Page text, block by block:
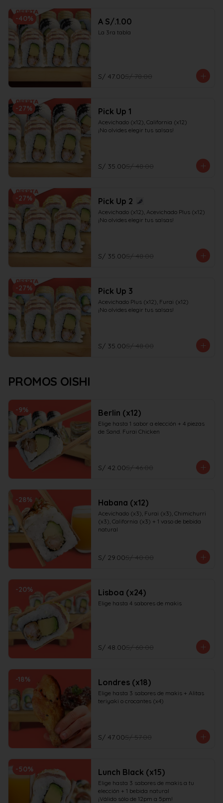
-40% A S/.1.00
La 3ra tabla
S/ 47.00S/ 78.00
-27% Pick Up 1
Acevichado (x12), California (x12)
¡No olvides elegir tus salsas!
S/ 35.00S/ 48.00
-27% Pick Up 2
Acevichado (x12), Acevichado Plus (x12)
¡No olvides elegir tus salsas!
S/ 35.00S/ 48.00
-27% Pick Up 3
Acevichado Plus (x12), Furai (x12)
¡No olvides elegir tus salsas!
S/ 35.00S/ 48.00
PROMOS OISHI
-9% Berlin (x12)
Elige hasta 1 sabor a elección + 4 piezas
de Sand. Furai Chicken
S/ 42.00S/ 46.00
-28% Habana (x12)
Acevichado (x3), Furai (x3), Chimichurri
(x3), California (x3) + 1 vaso de bebida
natural
S/ 29.00S/ 40.00
-20% Lisboa (x24)
Elige hasta 4 sabores de makis
S/ 48.00S/ 60.00
-18% Londres (x18)
Elige hasta 3 sabores de makis + Alitas
teriyaki o crocantes (x4)
S/ 47.00S/ 57.00
-50% Lunch Black (x15)
Elige hasta 3 sabores de makis a tu
elección + 1 bebida natural
¡Válido sólo de 12pm a 5pm!